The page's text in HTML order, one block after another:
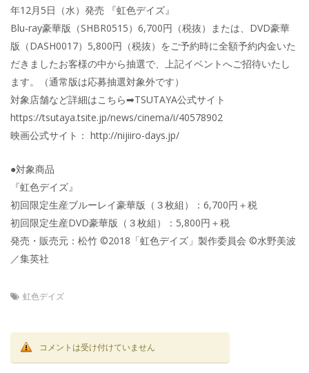
年12月5日（水）発売 『虹色デイズ』
Blu-ray豪華版（SHBR0515）6,700円（税抜）または、DVD豪華
版（DASH0017）5,800円（税抜）をご予約時に全額予約内金いた
だきましたお客様の中から抽選で、上記イベントへご招待いたし
ます。（通常版は応募抽選対象外です）
対象店舗など詳細はこちら➡TSUTAYA公式サイト
https://tsutaya.tsite.jp/news/cinema/i/40578902
映画公式サイト： http://nijiiro-days.jp/
●対象商品
『虹色デイズ』
初回限定生産ブルーレイ豪華版（３枚組）：6,700円＋税
初回限定生産DVD豪華版（３枚組）：5,800円＋税
発売・販売元：松竹 ©2018「虹色デイズ」製作委員会 ©水野美波
／集英社
虹色デイズ
コメントは受け付けていません